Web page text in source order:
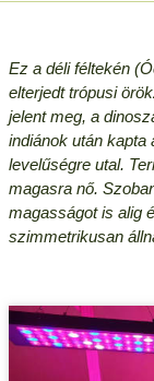
Ez a déli féltekén
elterjedt trópusi
jelent meg, a
indiánok után kapta
levelűségre utal.
magasra nő.
magasságot is alig
szimmetrikusan